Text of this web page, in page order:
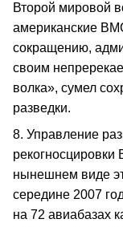
Второй мировой
американские
сокращению,
своим
волка», сумел
разведки.
8. Управление
нынешнем виде
середине 2007
на 72 авиабазах